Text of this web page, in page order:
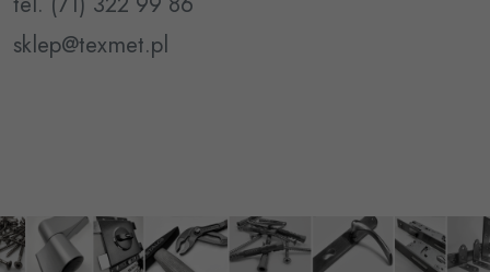
sklep@texmet.pl